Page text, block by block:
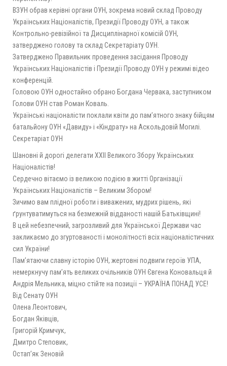
ВЗУН обрав керівні органи ОУН, зокрема новий склад Проводу
Українських Націоналістів, Президії Проводу ОУН, а також
Контрольно-ревізійної та Дисциплінарної комісій ОУН,
затверджено голову та склад Секретаріату ОУН.
Затверджено Правильник проведення засідання Проводу
Українських Націоналістів і Президії Проводу ОУН у режимі відео
конференцій.
Головою ОУН одностайно обрано Богдана Червака, заступником
Голови ОУН став Роман Коваль.
Українські націоналісти поклали квіти до пам’ятного знаку бійцям
батальйону ОУН «Давиду» і «Кіндрату» на Аскольдовій Могилі.
Секретаріат ОУН
Шановні й дорогі делегати ХХІІ Великого Збору Українських
Націоналістів!
Сердечно вітаємо із великою подією в житті Організації
Українських Націоналістів – Великим Збором!
Зичимо вам плідної роботи і виважених, мудрих рішень, які
ґрунтуватимуться на безмежній відданості нашій Батьківщині!
В цей небезпечний, загрозливий для Української Держави час
закликаємо до згуртованості і монолітності всіх націоналістичних
сил України!
Пам’ятаючи славну історію ОУН, жертовні подвиги героїв УПА,
немеркнучу пам’ять великих очільників ОУН Євгена Коновальця й
Андрія Мельника, міцно стійте на позиції – УКРАЇНА ПОНАД УСЕ!
Від Сенату ОУН
Олена Леонтович,
Богдан Яківців,
Григорій Кримчук,
Дмитро Степовик,
Остап’як Зеновій